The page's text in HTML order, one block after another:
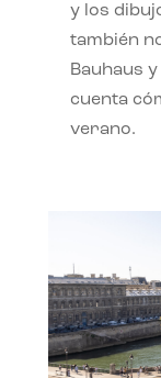
y los
también
Bauhaus
cuenta
verano.